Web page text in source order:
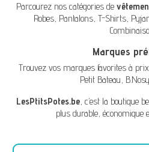
Parcourez nos catégories de
Robes, Pantalons, T-Shirts,
Marques
Trouvez vos marques favorites à
Petit Bateau, B.Nosy
LesPtitsPotes.be, c’est la boutique
plus durable, économique